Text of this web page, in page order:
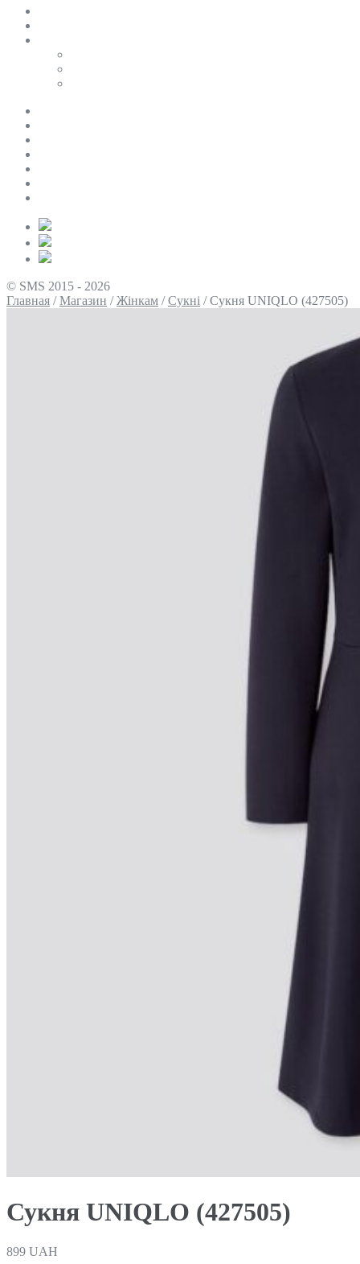
© SMS 2015 - 2026
Главная /Магазин /Жінкам /Сукні /Сукня UNIQLO (427505)
Сукня UNIQLO (427505)
899 UAH